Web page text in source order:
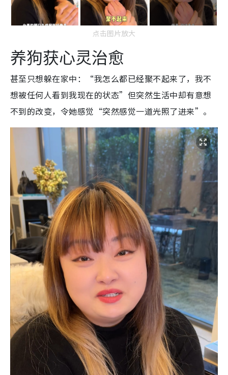
点击图片放大
养狗获心灵治愈
甚至只想躲在家中：“我怎么都已经聚不起来了，我不
想被任何人看到我现在的状态”但突然生活中却有意想
不到的改变，令她感觉“突然感觉一道光照了进来”。